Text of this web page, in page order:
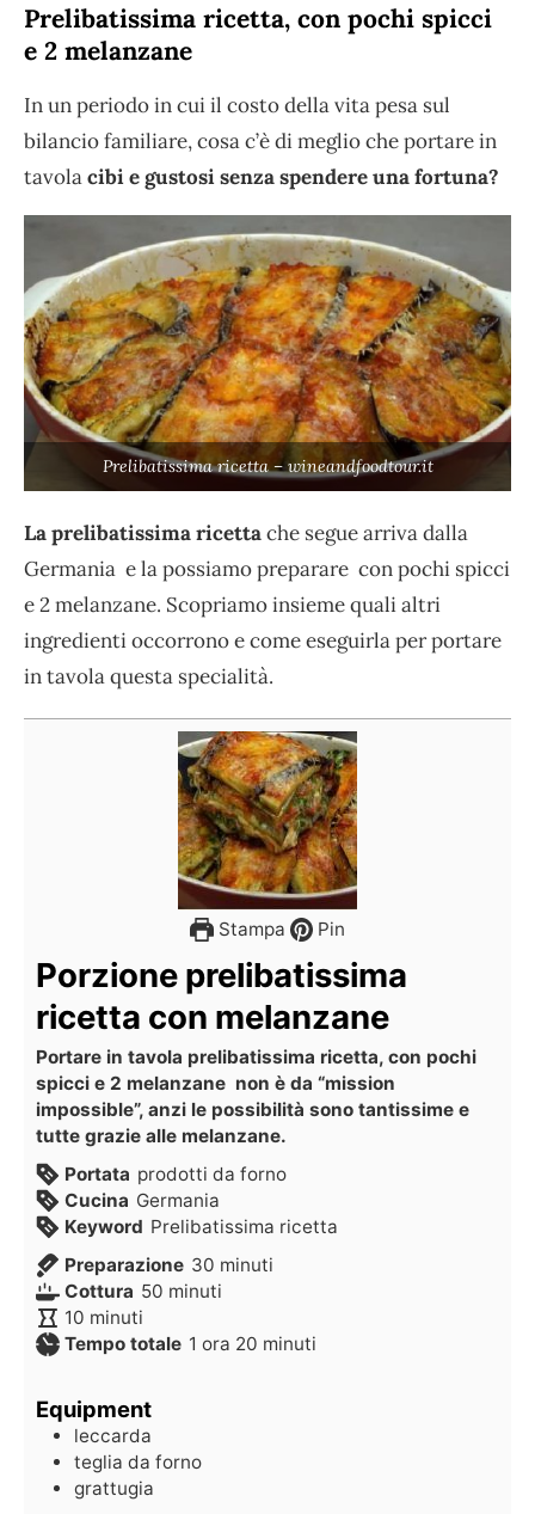
Prelibatissima ricetta, con pochi spicci
e 2 melanzane
In un periodo in cui il costo della vita pesa sul
bilancio familiare, cosa c’è di meglio che portare in
tavolacibi e gustosi senza spendere una fortuna?
Prelibatissima ricetta – wineandfoodtour.it
La prelibatissima ricettache segue arriva dalla
Germania e la possiamo preparare con pochi spicci
e 2 melanzane. Scopriamo insieme quali altri
ingredienti occorrono e come eseguirla per portare
in tavola questa specialità.
Stampa Pin
Porzione prelibatissima
ricetta con melanzane
Portare in tavola prelibatissima ricetta, con pochi
spicci e 2 melanzane non è da “mission
impossible”, anzi le possibilità sono tantissime e
tutte grazie alle melanzane.
Portata prodotti da forno
Cucina Germania
Keyword Prelibatissima ricetta
Preparazione 30 minuti
Cottura 50 minuti
10 minuti
Tempo totale 1 ora 20 minuti
Equipment
leccarda
teglia da forno
grattugia